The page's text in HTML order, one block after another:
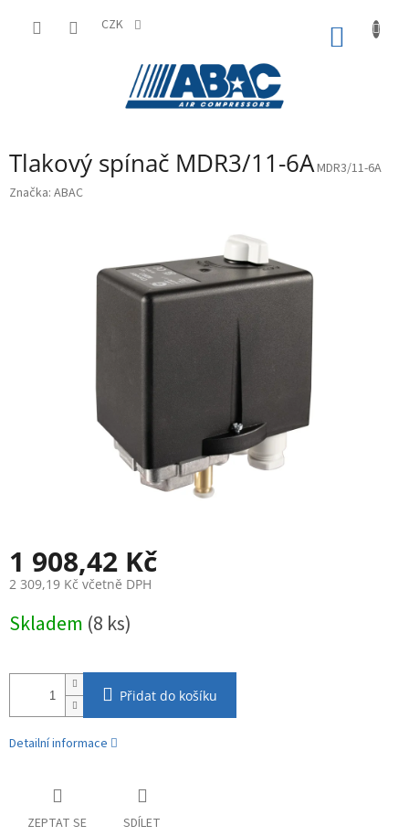
CZK
Tlakový spínač MDR3/11-6AMDR3/11-6A
Značka: ABAC
1 908,42 Kč
2 309,19 Kč včetně DPH
cena:
Skladem (8 ks)
Přidat do košíku
Detailní informace
ZEPTAT SE SDÍLET